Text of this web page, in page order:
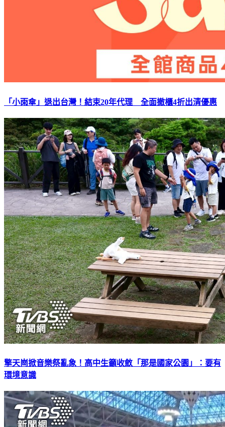
「小雨傘」退出台灣！結束20年代理 全面撤櫃4折出清優惠
擎天崗掀音樂祭亂象！高中生籲收斂「那是國家公園」：要有
環境意識